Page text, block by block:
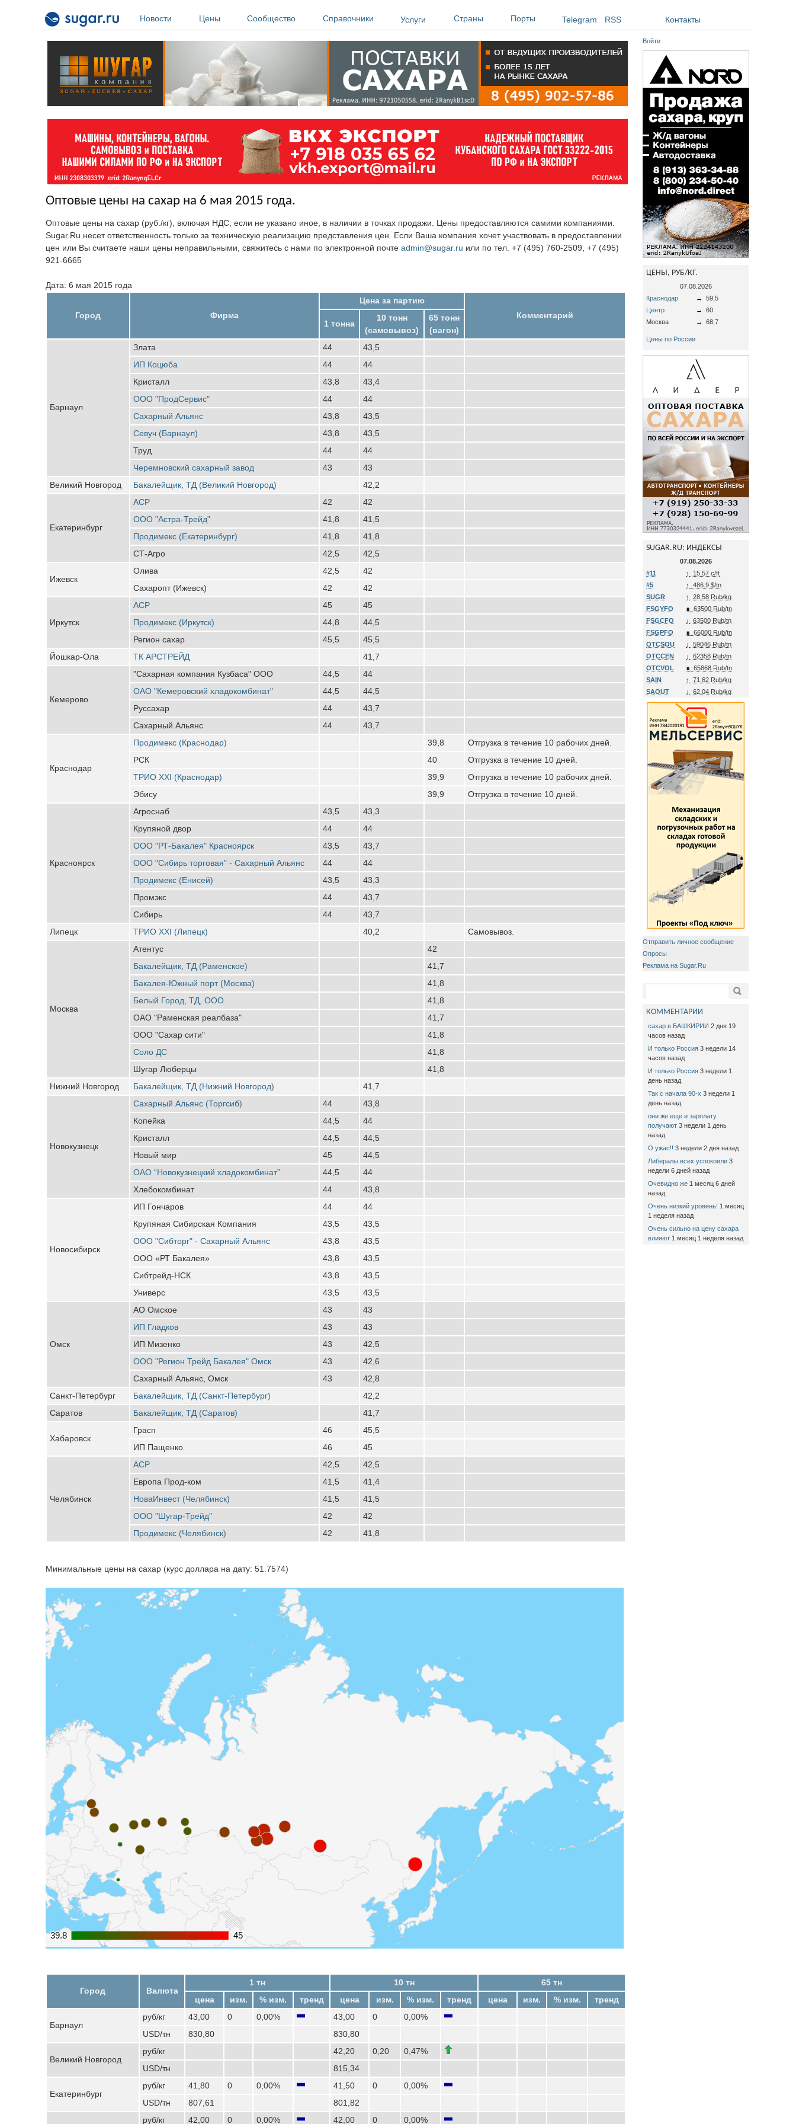
Новости
Цены Сообщество Справочники Услуги Страны Порты Telegram RSS Контакты
Оптовые цены на сахар на 6 мая 2015 года.
Оптовые цены на сахар (руб./кг), включая НДС, если не указано иное, в наличии в точках продажи. Цены предоставляются самими компаниями.
Sugar.Ru несет ответственность только за техническую реализацию представления цен. Если Ваша компания хочет участвовать в предоставлении
цен или Вы считаете наши цены неправильными, свяжитесь с нами по электронной почте admin@sugar.ru или по тел. +7 (495) 760-2509, +7 (495)
921-6665
Дата: 6 мая 2015 года
Город Фирма
Цена за партию
Комментарий
1 тонна
10 тонн
(самовывоз)
65 тонн
(вагон)
Барнаул
Злата 44
43,5
ИП Коцюба
44
44
Кристалл
43,8
43,4
ООО "ПродСервис"
44
44
Сахарный Альянс
43,8
43,5
Севуч (Барнаул)
43,8
43,5
Труд
44
44
Черемновский сахарный завод
43
43
Великий Новгород
Бакалейщик, ТД (Великий Новгород) 42,2
Екатеринбург
АСР 42
42
ООО "Астра-Трейд"
41,8
41,5
Продимекс (Екатеринбург)
41,8
41,8
СТ-Агро
42,5 42,5
Ижевск
Олива 42,5
42
Сахаропт (Ижевск)
42 42
Иркутск
АСР 45
45
Продимекс (Иркутск)
44,8
44,5
Регион сахар
45,5
45,5
Йошкар-Ола
ТК АРСТРЕЙД 41,7
Кемерово
"Сахарная компания Кузбаса" ООО 44,5
44
ОАО "Кемеровский хладокомбинат"
44,5
44,5
Руссахар
44
43,7
Сахарный Альянс
44 43,7
Краснодар
Продимекс (Краснодар) 39,8
Отгрузка в течение 10 рабочих дней.
РСК
40
Отгрузка в течение 10 дней.
ТРИО XXI (Краснодар)
39,9
Отгрузка в течение 10 рабочих дней.
Эбису
39,9 Отгрузка в течение 10 дней.
Красноярск
Агроснаб 43,5
43,3
Крупяной двор
44
44
ООО "РТ-Бакалея" Красноярск
43,5
43,7
ООО "Сибирь торговая" - Сахарный Альянс
44
44
Продимекс (Енисей)
43,5
43,3
Промэкс
44
43,7
Сибирь
44
43,7
Липецк
ТРИО ХХI (Липецк) 40,2 Самовывоз.
Москва
Атентус
42
Бакалейщик, ТД (Раменское)
41,7
Бакалея-Южный порт (Москва)
41,8
Белый Город, ТД, ООО
41,8
ОАО "Раменская реалбаза"
41,7
ООО "Сахар сити"
41,8
Соло ДС
41,8
Шугар Люберцы
41,8
Нижний Новгород
Бакалейщик, ТД (Нижний Новгород) 41,7
Новокузнецк
Сахарный Альянс (Торгсиб) 44
43,8
Копейка
44,5
44
Кристалл
44,5
44,5
Новый мир
45
44,5
ОАО “Новокузнецкий хладокомбинат”
44,5
44
Хлебокомбинат
44 43,8
Новосибирск
ИП Гончаров 44
44
Крупяная Сибирская Компания
43,5
43,5
ООО "Сибторг" - Сахарный Альянс
43,8
43,5
ООО «РТ Бакалея»
43,8
43,5
Сибтрейд-НСК
43,8
43,5
Универс
43,5 43,5
Омск
АО Омское 43
43
ИП Гладков
43
43
ИП Мизенко
43
42,5
ООО "Регион Трейд Бакалея" Омск
43
42,6
Сахарный Альянс, Омск
43
42,8
Санкт-Петербург
Бакалейщик, ТД (Санкт-Петербург)
42,2
Саратов
Бакалейщик, ТД (Саратов) 41,7
Хабаровск
Грасп 46
45,5
ИП Пащенко
46 45
Челябинск
АСР 42,5
42,5
Европа Прод-ком
41,5
41,4
НоваИнвест (Челябинск)
41,5
41,5
ООО "Шугар-Трейд"
42
42
Продимекс (Челябинск)
42 41,8
Минимальные цены на сахар (курс доллара на дату: 51.7574)
39.8
39.8 45
45
Город Валюта
1 тн 10 тн
65 тн
цена
изм. % изм. тренд цена изм. % изм. тренд цена изм. % изм. тренд
Барнаул
руб/кг 43,00 0 0,00% 43,00 0
0,00%
USD/тн
830,80 830,80
Великий Новгород
руб/кг 42,20 0,20
0,47%
USD/тн
815,34
Екатеринбург
руб/кг 41,80 0 0,00% 41,50 0
0,00%
USD/тн
807,61 801,82
руб/кг 42,00 0 0,00% 42,00 0 0,00%
Войти
ЦЕНЫ, РУБ/КГ.
07.08.2026
Краснодар
↔
59,5
Центр
↔
60
Москва
↔ 68,7
Цены по России
SUGAR.RU: ИНДЕКСЫ
07.08.2026
#11
↑
15.57 c/ft
#5
↑
486.9 $/tn
SUGR
↑
28.58 Rub/kg
FSGYFO
∎ 63500 Rub/tn
FSGCFO
↓
63500 Rub/tn
FSGPFO
∎ 66000 Rub/tn
OTCSOU
↓
59046 Rub/tn
OTCCEN
↓
62358 Rub/tn
OTCVOL
∎ 65868 Rub/tn
SAIN
↑
71.62 Rub/kg
SAOUT
↓ 62.04 Rub/kg
Отправить личное сообщение
Опросы
Реклама на Sugar.Ru
Поиск
КОММЕНТАРИИ
сахар в БАШКИРИИ 2 дня 19
часов назад
И только Россия 3 недели 14
часов назад
И только Россия 3 недели 1
день назад
Так с начала 90-х 3 недели 1
день назад
они же еще и зарплату
получают 3 недели 1 день
назад
О ужас!! 3 недели 2 дня назад
Либералы всех успокоили 3
недели 6 дней назад
Очевидно же 1 месяц 6 дней
назад
Очень низкий уровень! 1 месяц
1 неделя назад
Очень сильно на цену сахара
влияют 1 месяц 1 неделя назад